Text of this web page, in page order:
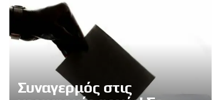
Συναγερμός στις